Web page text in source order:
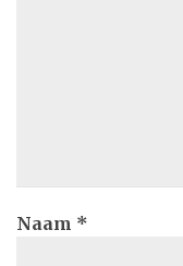
Naam *